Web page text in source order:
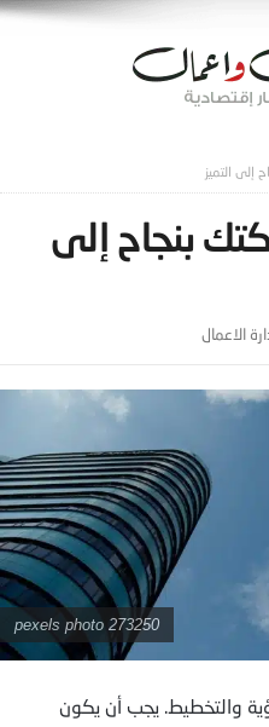
بنجاح إلى
الاعمال
pexels photo 273250
والتخطيط. يجب أن يكون